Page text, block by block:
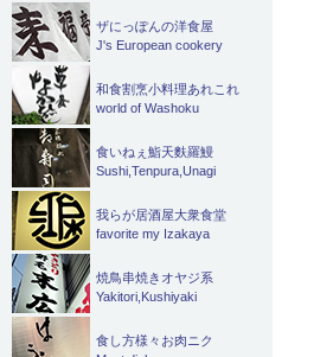
ザにっぽんの洋食屋
J's European cookery
和食割烹小料理あれこれ
world of Washoku
食いねぇ鮨天麩羅鰻
Sushi,Tenpura,Unagi
我らが居酒屋大衆食堂
favorite my Izakaya
焼鳥串焼きオヤジ系
Yakitori,Kushiyaki
食し方様々お肉ニク